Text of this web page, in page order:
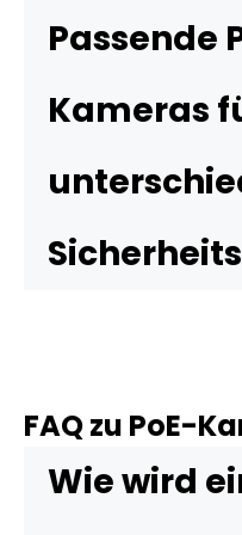
Passende
Kameras
FAQ zu PoE-
Wie wird